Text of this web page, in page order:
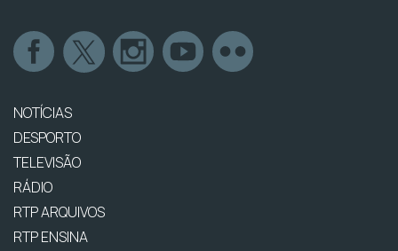
NOTÍCIAS
DESPORTO
TELEVISÃO
RÁDIO
RTP ARQUIVOS
RTP ENSINA